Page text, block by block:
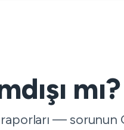
mı?
— sorunun